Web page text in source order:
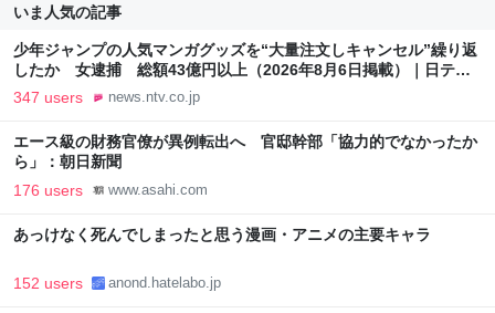
いま人気の記事
少年ジャンプの人気マンガグッズを“大量注文しキャンセル”繰り返
したか 女逮捕 総額43億円以上（2026年8月6日掲載）｜日テレ
NEWS NNN
347 users news.ntv.co.jp
エース級の財務官僚が異例転出へ 官邸幹部「協力的でなかったか
ら」：朝日新聞
176 users www.asahi.com
あっけなく死んでしまったと思う漫画・アニメの主要キャラ
152 users anond.hatelabo.jp